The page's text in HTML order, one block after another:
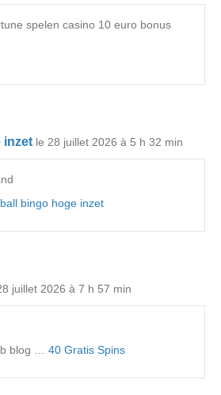
spelen casino 10 euro bonus
inzet le 28 juillet 2026 à 5 h 32 min
bingo hoge inzet
juillet 2026 à 7 h 57 min
blog … 40 Gratis Spins